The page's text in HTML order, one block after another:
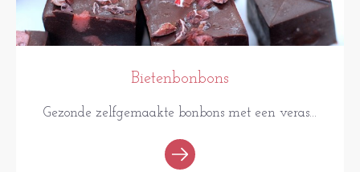
Bietenbonbons
Gezonde zelfgemaakte bonbons met een veras...